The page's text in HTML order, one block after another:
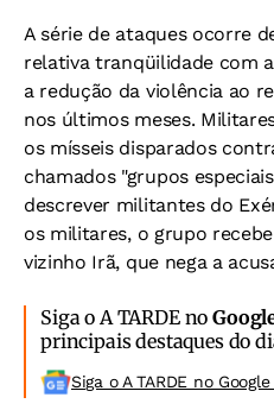
A série de ataques ocorre
relativa tranqüilidade com
a redução da violência ao
nos últimos meses.
os mísseis disparados
chamados "grupos
descrever militantes do
os militares, o grupo
vizinho Irã, que nega a
Siga o A TARDE no
principais destaques do
Siga o A TARDE no